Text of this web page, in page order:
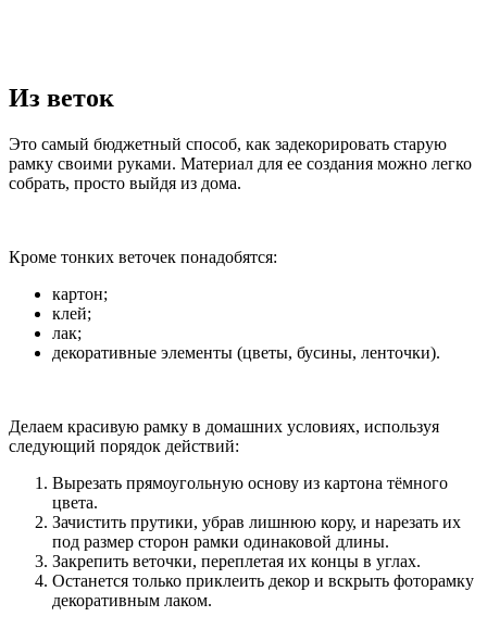
Из веток
Это самый бюджетный способ, как задекорировать старую
рамку своими руками. Материал для ее создания можно легко
собрать, просто выйдя из дома.
Кроме тонких веточек понадобятся:
картон;
клей;
лак;
декоративные элементы (цветы, бусины, ленточки).
Делаем красивую рамку в домашних условиях, используя
следующий порядок действий:
Вырезать прямоугольную основу из картона тёмного
цвета.
Зачистить прутики, убрав лишнюю кору, и нарезать их
под размер сторон рамки одинаковой длины.
Закрепить веточки, переплетая их концы в углах.
Останется только приклеить декор и вскрыть фоторамку
декоративным лаком.